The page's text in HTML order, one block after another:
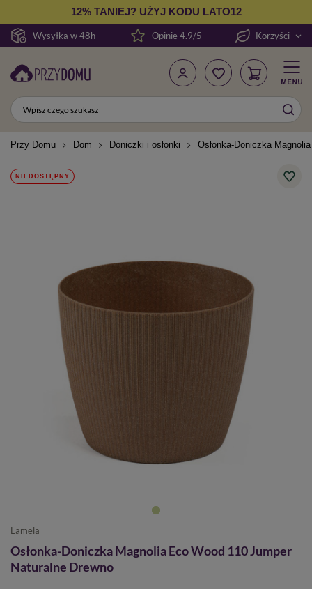
Wysyłka w 48h
12% TANIEJ? UŻYJ KODU LATO12
Opinie 4.9/5 Korzyści
Przy Domu Dom Doniczki i osłonki Osłonka-Doniczka
NIEDOSTĘPNY
Lamela
Osłonka-Doniczka Magnolia Eco Wood 110 Jumper
Naturalne Drewno